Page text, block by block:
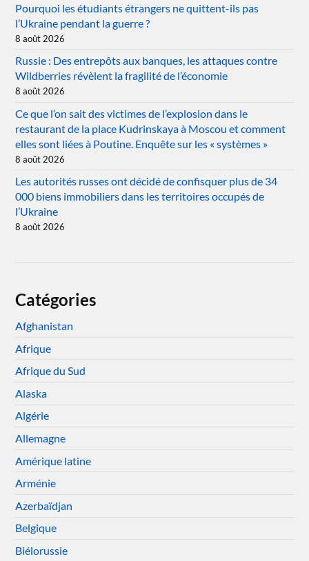
Pourquoi les étudiants étrangers ne quittent-ils pas
l’Ukraine pendant la guerre ?
8 août 2026
Russie : Des entrepôts aux banques, les attaques contre
Wildberries révèlent la fragilité de l’économie
8 août 2026
Ce que l’on sait des victimes de l’explosion dans le
restaurant de la place Kudrinskaya à Moscou et comment
elles sont liées à Poutine. Enquête sur les « systèmes »
8 août 2026
Les autorités russes ont décidé de confisquer plus de 34
000 biens immobiliers dans les territoires occupés de
l’Ukraine
8 août 2026
Catégories
Afghanistan
Afrique
Afrique du Sud
Alaska
Algérie
Allemagne
Amérique latine
Arménie
Azerbaïdjan
Belgique
Biélorussie